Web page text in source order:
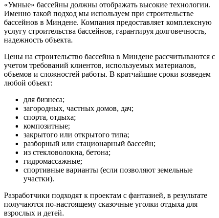
«Умные» бассейны должны отображать высокие технологии.
Именно такой подход мы используем при строительстве
бассейнов в Миндене. Компания предоставляет комплексную
услугу строительства бассейнов, гарантируя долговечность,
надежность объекта.
Цены на строительство бассейна в Миндене рассчитываются с
учетом требований клиентов, используемых материалов,
объемов и сложностей работы. В кратчайшие сроки возведем
любой объект:
для бизнеса;
загородных, частных домов, дач;
спорта, отдыха;
композитные;
закрытого или открытого типа;
разборный или стационарный бассейн;
из стекловолокна, бетона;
гидромассажные;
спортивные варианты (если позволяют земельные
участки).
Разработчики подходят к проектам с фантазией, в результате
получаются по-настоящему сказочные уголки отдыха для
взрослых и детей.